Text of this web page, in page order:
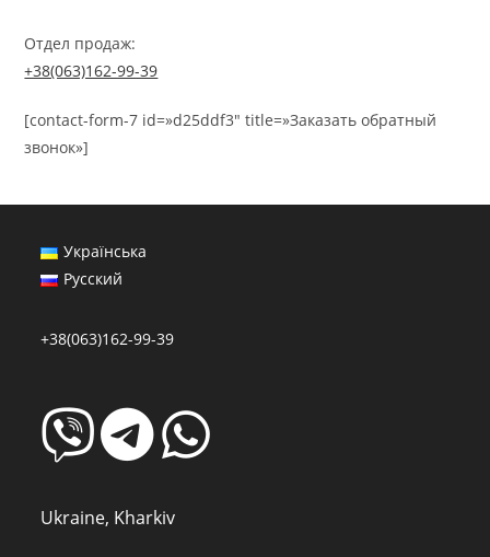
Отдел продаж:
+38(063)162-99-39
[contact-form-7 id=»d25ddf3″ title=»Заказать обратный
звонок»]
Українська
Русский
+38(063)162-99-39
Ukraine, Kharkiv